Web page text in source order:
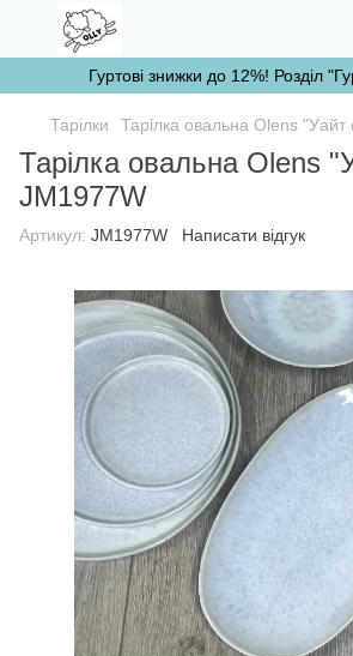
Гуртові знижки до 12%! Розділ
Тарілки Тарілка овальна Olens
Тарілка овальна Olens
JM1977W
Артикул: JM1977W Написати відгук